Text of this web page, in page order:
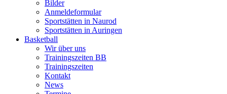
Bilder
Anmeldeformular
Sportstätten in Naurod
Sportstätten in Auringen
Basketball
Wir über uns
Trainingszeiten BB
Trainingszeiten
Kontakt
News